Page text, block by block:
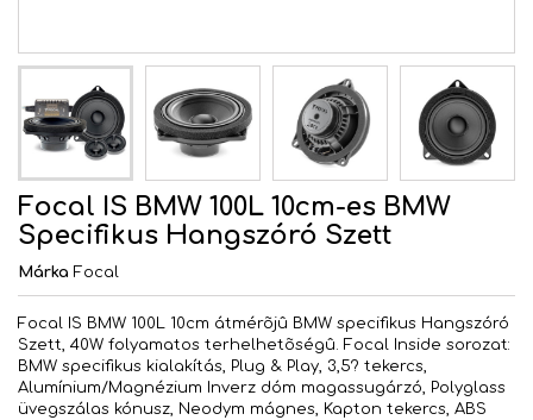
Focal IS BMW 100L 10cm-es BMW
Specifikus Hangszóró Szett
Márka Focal
Focal IS BMW 100L 10cm átmérõjû BMW specifikus Hangszóró
Szett, 40W folyamatos terhelhetõségû. Focal Inside sorozat:
BMW specifikus kialakítás, Plug & Play, 3,5? tekercs,
Alumínium/Magnézium Inverz dóm magassugárzó, Polyglass
üvegszálas kónusz, Neodym mágnes, Kapton tekercs, ABS